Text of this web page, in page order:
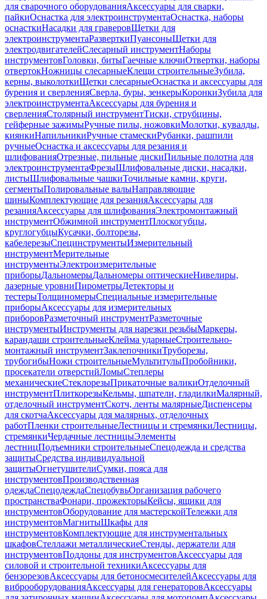
для сварочного оборудованияАксессуары для сварки,
пайкиОснастка для электроинструментаОснастка, наборы
оснасткиНасадки для граверовЩетки для
электроинструментаРазверткиПуансоныЩетки для
электродвигателейСлесарный инструментНаборы
инструментовГоловки, битыГаечные ключиОтвертки, наборы
отвертокНожницы слесарныеКлещи строительныеЗубила,
керны, выколоткиЩетки слесарныеОснастка и аксессуары для
бурения и сверленияСверла, буры, зенкерыКоронкиЗубила для
электроинструментаАксессуары для бурения и
сверленияСтолярный инструментТиски, струбцины,
гейферные зажимыРучные пилы, ножовкиМолотки, кувалды,
киянкиНапильникиРучные стамескиРубанки, рашпили
ручныеОснастка и аксессуары для резания и
шлифованияОтрезные, пильные дискиПильные полотна для
электроинструментаФрезыШлифовальные диски, насадки,
листыШлифовальные чашкиТочильные камни, круги,
сегментыПолировальные валыНаправляющие
шиныКомплектующие для резанияАксессуары для
резанияАксессуары для шлифованияЭлектромонтажный
инструментОбжимной инструментПлоскогубцы,
круглогубцыКусачки, болторезы,
кабелерезыСпецинструментыИзмерительный
инструментМерительные
инструментыЭлектроизмерительные
приборыДальномерыДальномеры оптическиеНивелиры,
лазерные уровниПирометрыДетекторы и
тестерыТолщиномерыСпециальные измерительные
приборыАксессуары для измерительных
приборовРазметочный инструментРазметочные
инструментыИнструменты для нарезки резьбыМаркеры,
карандаши строительныеКлейма ударныеСтроительно-
монтажный инструментЗаклепочникиТруборезы,
трубогибыНожи строительныеМультитулыПробойники,
просекатели отверстийЛомыСтеплеры
механическиеСтеклорезыПрикаточные валикиОтделочный
инструментПлиткорезыКельмы, шпатели, гладилкиМалярный,
отделочный инструментСкотч, ленты малярныеДиспенсеры
для скотчаАксессуары для малярных, отделочных
работПленки строительныеЛестницы и стремянкиЛестницы,
стремянкиЧердачные лестницыЭлементы
лестницПодъемники строительныеСпецодежда и средства
защитыСредства индивидуальной
защитыОгнетушителиСумки, пояса для
инструментовПроизводственная
одеждаСпецодеждаСпецобувьОрганизация рабочего
пространстваФонари, прожекторыКейсы, ящики для
инструментовОборудование для мастерскойТележки для
инструментовМагнитыШкафы для
инструментовКомплектующие для инструментальных
шкафовСтеллажи металлическиеСтенды, держатели для
инструментовПоддоны для инструментовАксессуары для
силовой и строительной техникиАксессуары для
бензорезовАксессуары для бетоносмесителейАксессуары для
виброоборудованияАксессуары для генераторовАксессуары